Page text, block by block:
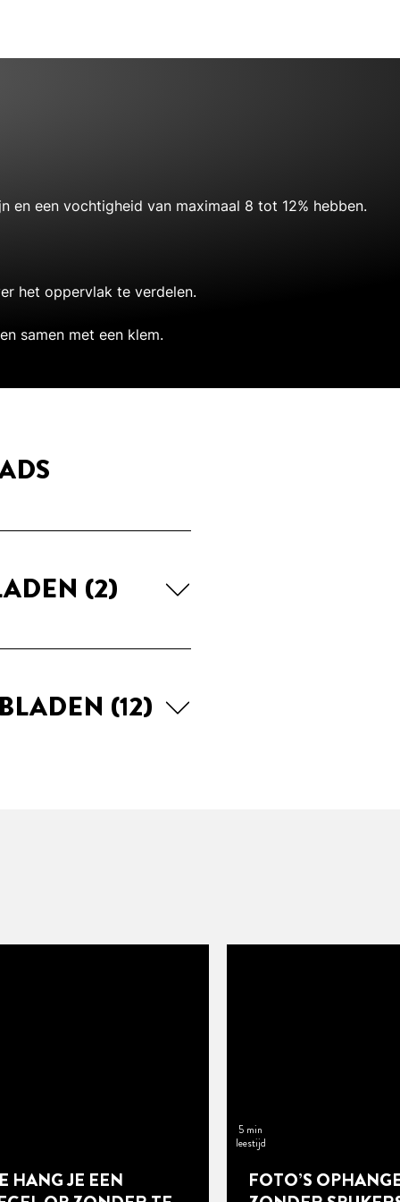
een vochtigheid van maximaal 8 tot 12% hebben.
het oppervlak te verdelen.
samen met een klem.
(2)
(12)
HANG JE EEN
5 min
leestijd
FOTO’S